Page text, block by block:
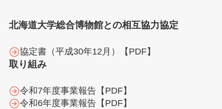
北海道大学総合博物館との相互協力協定
協定書（平成30年12月）【PDF】
取り組み
令和7年度事業報告【PDF】
令和6年度事業報告【PDF】